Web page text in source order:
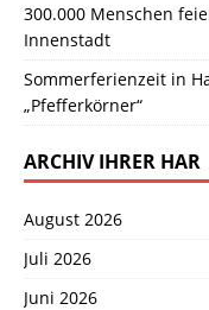
300.000 Menschen
Innenstadt
Sommerferienzeit in
„Pfefferkörner“
ARCHIV IHRER HAR
August 2026
Juli 2026
Juni 2026